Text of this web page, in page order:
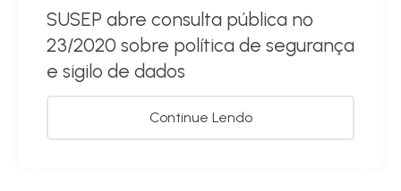
SUSEP abre consulta pública nº
23/2020 sobre política de segurança
e sigilo de dados
Continue Lendo